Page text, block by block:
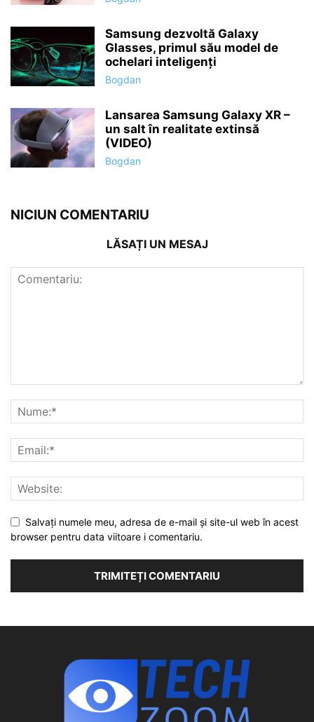
Samsung dezvoltă Galaxy
Glasses, primul său model de
ochelari inteligenți
Bogdan
Lansarea Samsung Galaxy XR –
un salt în realitate extinsă
(VIDEO)
Bogdan
NICIUN COMENTARIU
LĂSAȚI UN MESAJ
Salvați numele meu, adresa de e-mail și site-ul web în acest
browser pentru data viitoare i comentariu.